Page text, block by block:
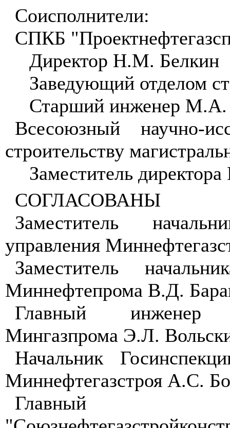
Соисполнители:
СПКБ
Директор Н.М. Белкин
Заведующий отделом
Старший инженер М.А.
Всесоюзный научно-
строительству
Заместитель
СОГЛАСОВАНЫ
Заместитель
управления
Заместитель
Миннефтепрома В.Д.
Главный инженер
Мингазпрома Э.Л.
Начальник
Миннефтегазстроя А.С.
Главный